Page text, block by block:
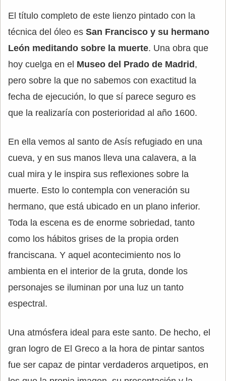
El título completo de este lienzo pintado con la
técnica del óleo es San Francisco y su hermano
León meditando sobre la muerte. Una obra que
hoy cuelga en el Museo del Prado de Madrid,
pero sobre la que no sabemos con exactitud la
fecha de ejecución, lo que sí parece seguro es
que la realizaría con posterioridad al año 1600.
En ella vemos al santo de Asís refugiado en una
cueva, y en sus manos lleva una calavera, a la
cual mira y le inspira sus reflexiones sobre la
muerte. Esto lo contempla con veneración su
hermano, que está ubicado en un plano inferior.
Toda la escena es de enorme sobriedad, tanto
como los hábitos grises de la propia orden
franciscana. Y aquel acontecimiento nos lo
ambienta en el interior de la gruta, donde los
personajes se iluminan por una luz un tanto
espectral.
Una atmósfera ideal para este santo. De hecho, el
gran logro de El Greco a la hora de pintar santos
fue ser capaz de pintar verdaderos arquetipos, en